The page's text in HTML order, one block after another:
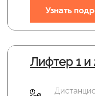
Узнать
Лифтер 1 и